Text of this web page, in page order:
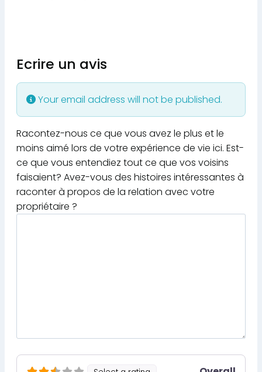
Ecrire un avis
Your email address will not be published.
Racontez-nous ce que vous avez le plus et le
moins aimé lors de votre expérience de vie ici. Est-
ce que vous entendiez tout ce que vos voisins
faisaient? Avez-vous des histoires intéressantes à
raconter à propos de la relation avec votre
propriétaire ?